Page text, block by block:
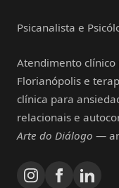
Psicanalista e
Atendimento clínico
Florianópolis e
clínica para
relacionais e
Arte do Diálogo —